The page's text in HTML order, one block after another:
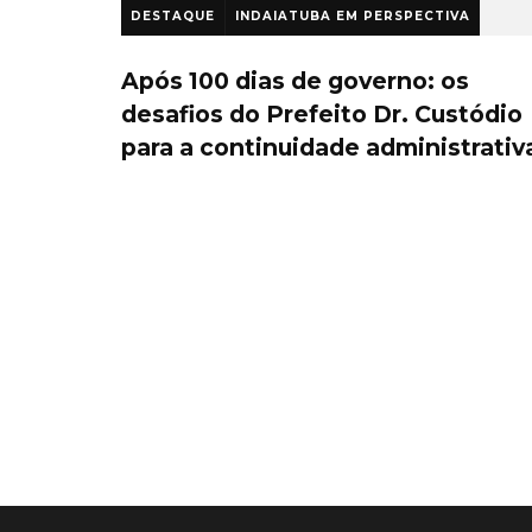
DESTAQUE INDAIATUBA EM PERSPECTIVA
Após 100 dias de governo: os
desafios do Prefeito Dr. Custódio
para a continuidade